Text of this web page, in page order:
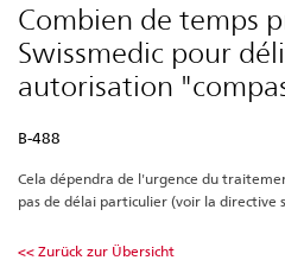
Combien de temps
Swissmedic pour
autorisation
B-488
Cela dépendra de l'urgence du
pas de délai particulier (voir la
<< Zurück zur Übersicht